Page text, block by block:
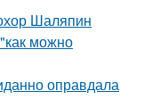
Шаляпин
можно
оправдала